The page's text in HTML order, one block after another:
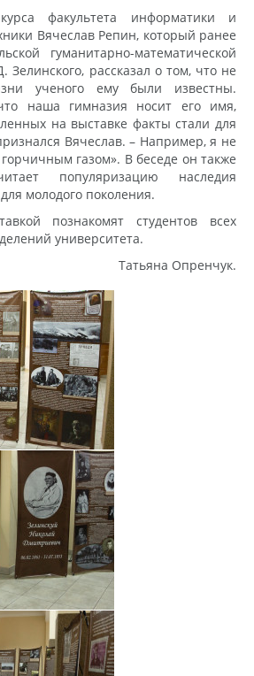
факультета информатики и
Вячеслав Репин, который ранее
гуманитарно-математической
рассказал о том, что не
ученого ему были известны.
наша гимназия носит его имя,
на выставке факты стали для
Вячеслав. – Например, я не
газом». В беседе он также
популяризацию наследия
молодого поколения.
познакомят студентов всех
университета.
Татьяна Опренчук.